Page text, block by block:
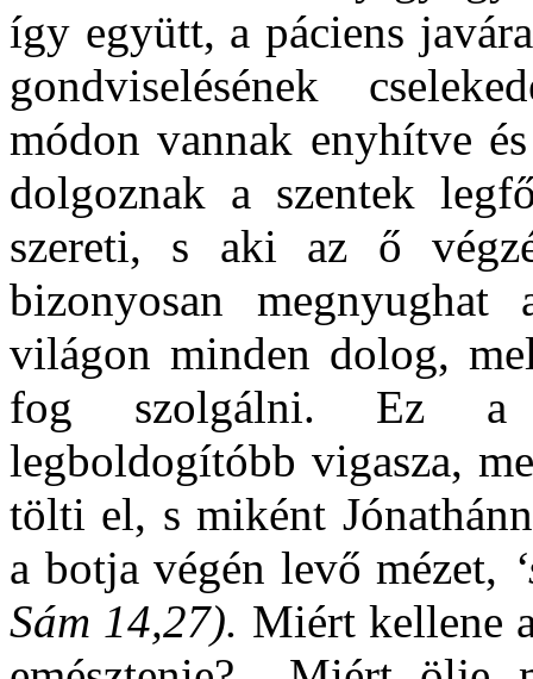
így együtt, a páciens
gondviselésének
módon vannak enyhítve
dolgoznak a szentek
szereti, s aki az ő
bizonyosan
világon minden dolog,
fog szolgálni. Ez a
legboldogítóbb vigasza,
tölti el, s miként
a botja végén levő mézet,
Sám 14,27). Miért kellene